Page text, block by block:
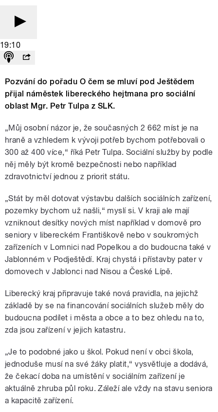
19:10
Pozvání do pořadu O čem se mluví pod Ještědem
přijal náměstek libereckého hejtmana pro sociální
oblast Mgr. Petr Tulpa z SLK.
„Můj osobní názor je, že současných 2 662 míst je na
hraně a vzhledem k vývoji potřeb bychom potřebovali o
300 až 400 více,“ říká Petr Tulpa. Sociální služby by podle
něj měly být kromě bezpečnosti nebo například
zdravotnictví jednou z priorit státu.
„Stát by měl dotovat výstavbu dalších sociálních zařízení,
pozemky bychom už našli,“ myslí si. V kraji ale mají
vzniknout desítky nových míst například v domově pro
seniory v libereckém Františkově nebo v soukromých
zařízeních v Lomnici nad Popelkou a do budoucna také v
Jablonném v Podještědí. Kraj chystá i přístavby pater v
domovech v Jablonci nad Nisou a České Lípě.
Liberecký kraj připravuje také nová pravidla, na jejichž
základě by se na financování sociálních služeb měly do
budoucna podílet i města a obce a to bez ohledu na to,
zda jsou zařízení v jejich katastru.
„Je to podobné jako u škol. Pokud není v obci škola,
jednoduše musí na své žáky platit,“ vysvětluje a dodává,
že čekací doba na umístění v sociálním zařízení je
aktuálně zhruba půl roku. Záleží ale vždy na stavu seniora
a kapacitě zařízení.